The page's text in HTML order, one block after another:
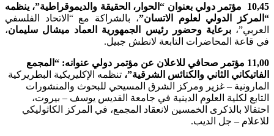
10,45 مؤتمر دولي بعنوان “الحوار، الحقيقة والديموقراطية”، ينظمه
“المركز الدولي لعلوم الاتسان”، بالشراكة مع “الاتحاد الفلسفي
العربي”،برعاية وحضور رئيس الجمهورية العماد ميشال سليمان،
في قاعة المحاضرات التابعة لانطش جبيل.
11,00 مؤتمر صحافي للاعلان عن مؤتمر دولي عنوانه: “المجمع
الفاتيكاني الثاني والكنائس الشرقية”، تنظمه الإكليريكية البطريركية
المارونية – غزير ومركز الشرق المسيحي للبحوث والمنشورات
التابع لكلية العلوم الدينية في جامعة القديس يوسف – بيروت،
احتفالا بالذكرى الخمسين لانعقاد المجمع، في المركز الكاثوليكي
للاعلام – جل الديب.